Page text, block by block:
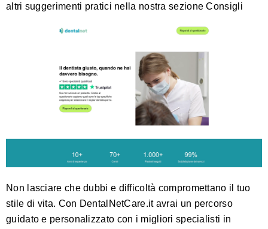
altri suggerimenti pratici nella nostra sezioneConsigli
Non lasciare che dubbi e difficoltà compromettano il tuo
stile di vita. Con DentalNetCare.itavrai un percorso
guidato e personalizzato con i migliori specialisti in